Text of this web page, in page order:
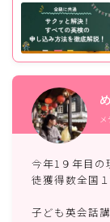
今年1９年目の
徒獲得数全国
子ども英会話